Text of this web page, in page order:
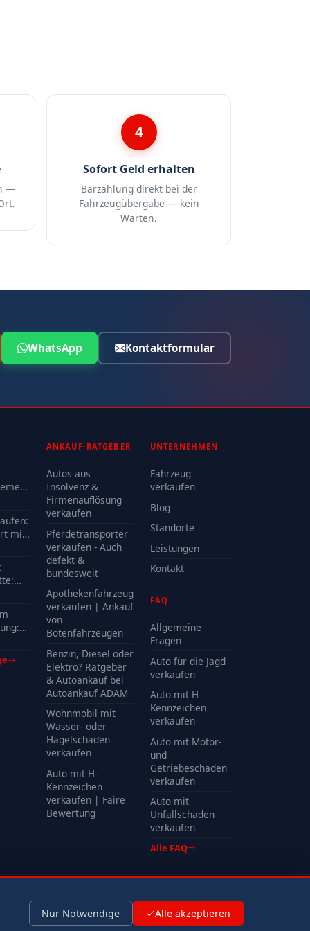
—
4
Sofort Geld erhalten
Barzahlung direkt bei der
Fahrzeugübergabe — kein
Warten.
WhatsApp Kontaktformular
mit
ANKAUF-RATGEBER
Autos aus
Insolvenz &
Firmenauflösung
verkaufen
Pferdetransporter
verkaufen - Auch
defekt &
bundesweit
Apothekenfahrzeug
verkaufen | Ankauf
von
Botenfahrzeugen
Benzin, Diesel oder
Elektro? Ratgeber
& Autoankauf bei
Autoankauf ADAM
Wohnmobil mit
Wasser- oder
Hagelschaden
verkaufen
Auto mit H-
Kennzeichen
verkaufen | Faire
Bewertung
UNTERNEHMEN
Fahrzeug
verkaufen
Blog
Standorte
Leistungen
Kontakt
FAQ
Allgemeine
Fragen
Auto für die Jagd
verkaufen
Auto mit H-
Kennzeichen
verkaufen
Auto mit Motor-
und
Getriebeschaden
verkaufen
Auto mit
Unfallschaden
verkaufen
Alle FAQ
Nur Notwendige Alle akzeptieren